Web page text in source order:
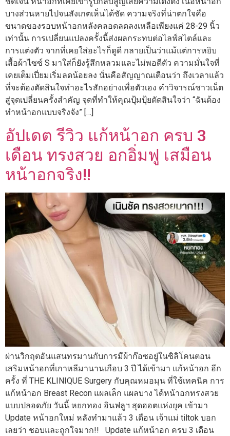
บางส่วนหายไปจนสังเกตเห็นได้ชัด ความจริงที่น่าตกใจคือ
ขนาดของรอบหน้าอกหลังคลอดลดลงเหลือเพียงแค่ 28-29 นิ้ว
เท่านั้น การเปลี่ยนแปลงครั้งนี้ส่งผลกระทบต่อไลฟ์สไตล์และ
การแต่งตัว จากที่เคยใส่อะไรก็ดูดี กลายเป็นว่าแม้แต่การหยิบ
เสื้อผ้าไซซ์ S มาใส่ก็ยังรู้สึกหลวมและไม่พอดีตัว ความมั่นใจที่
เคยเต็มเปี่ยมเริ่มลดน้อยลง นั่นคือสัญญาณเตือนว่า ถึงเวลาแล้ว
ที่จะต้องตัดสินใจทำอะไรสักอย่างเพื่อตัวเอง คำวิจารณ์ชาวเน็ต
สู่จุดเปลี่ยนครั้งสำคัญ จุดที่ทำให้คุณปุ้มปุ้ยตัดสินใจว่า “ฉันต้อง
ทำหน้าอกแบบจริงจัง” […]
อัปเดต รีวิว แก้หน้าอก ครบ 3
เดือน ทรงสวย อกอิ่มฟู เสมือน
หน้าอกจริง!!
ผ่านวิกฤตอันแสนทรมานกับการมีผ้าก๊อซอยู่ในซิลิโคนตอน
เสริมหน้าอกที่เกาหลีมานานเกือบ 3 ปี ได้เข้ามา แก้หน้าอก อีก
ครั้ง ที่ THE KLINIQUE Surgery กับคุณหมอมุน ที่ใช้เทคนิค การ
แก้หน้าอก Breast Recon แผลเล็ก แผลบาง ได้หน้าอกทรงสวย
แบบปลอดภัย วันนี้ หยกทอง อินฟลูฯ สุดฮอตแห่งยุค เข้ามา
Update หน้าอกใหม่ หลังทำมาแล้ว 3 เดือน เจ้าแม่ tiltok บอก
เลยว่า ชอบและถูกใจมาก!! Update แก้หน้าอก ครบ 3 เดือน